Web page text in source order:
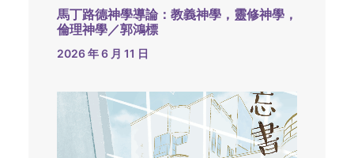
馬丁路德神學導論：教義神學，靈修神學，
倫理神學／郭鴻標
2026 年 6 月 11 日